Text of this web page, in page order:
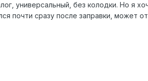
универсальный, без колодки. Но я
почти сразу после заправки, может от